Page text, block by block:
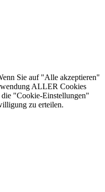
Sie auf "Alle akzeptieren"
ALLER Cookies
die "Cookie-Einstellungen"
zu erteilen.